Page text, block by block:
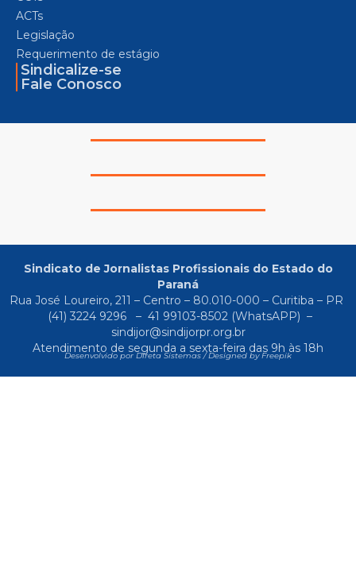
ACTs
Legislação
Requerimento de estágio
Sindicalize-se
Fale Conosco
Sindicato de Jornalistas Profissionais do Estado do
Paraná
Rua José Loureiro, 211 – Centro – 80.010-000 – Curitiba – PR
(41) 3224 9296
– 41 99103-8502(WhatsAPP) –
sindijor@sindijorpr.org.br
Atendimento de segunda a sexta-feira das 9h às 18h
Desenvolvido por Direta Sistemas /Designed by Freepik